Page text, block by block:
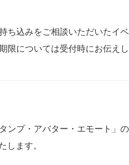
ち込みをご相談いただいたイ
限については受付時にお伝え
ンプ・アバター・エモート」
します。